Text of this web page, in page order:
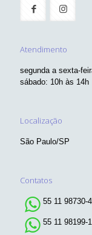
Empresa registrada
Atendimento